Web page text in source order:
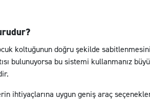
koltuğunun doğru şekilde
bulunuyorsa bu sistemi kullanmanız
ihtiyaçlarına uygun geniş araç